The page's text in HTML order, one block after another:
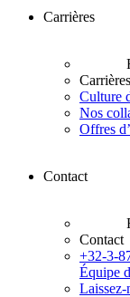
Carrières
Carrières
Culture
Nos
Offres
Contact
Contact
+32-3-
Équipe
Laissez-